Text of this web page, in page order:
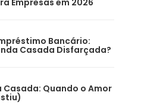
Empresas em 2026
Bancário:
Casada Disfarçada?
Casada: Quando o Amor